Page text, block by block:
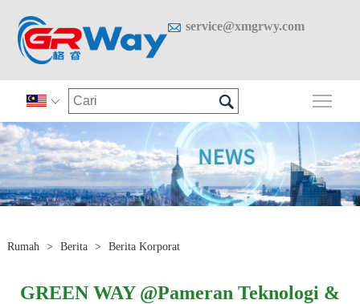
 service@xmgrwy.com
 
Rumah > Berita > Berita Korporat
GREEN WAY @Pameran Teknologi &